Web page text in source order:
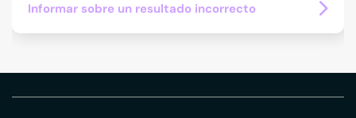
Informar sobre un resultado incorrecto